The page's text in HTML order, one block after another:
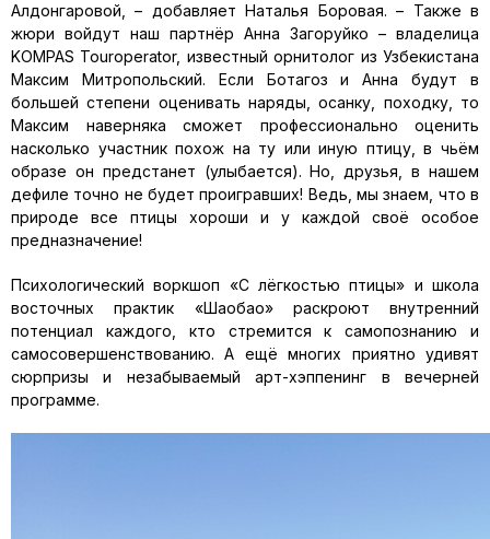
Алдонгаровой, – добавляет Наталья Боровая. – Также в
жюри войдут наш партнёр Анна Загоруйко – владелица
KOMPAS Touroperator, известный орнитолог из Узбекистана
Максим Митропольский. Если Ботагоз и Анна будут в
большей степени оценивать наряды, осанку, походку, то
Максим наверняка сможет профессионально оценить
насколько участник похож на ту или иную птицу, в чьём
образе он предстанет (улыбается). Но, друзья, в нашем
дефиле точно не будет проигравших! Ведь, мы знаем, что в
природе все птицы хороши и у каждой своё особое
предназначение!
Психологический воркшоп «С лёгкостью птицы» и школа
восточных практик «Шаобао» раскроют внутренний
потенциал каждого, кто стремится к самопознанию и
самосовершенствованию. А ещё многих приятно удивят
сюрпризы и незабываемый арт-хэппенинг в вечерней
программе.